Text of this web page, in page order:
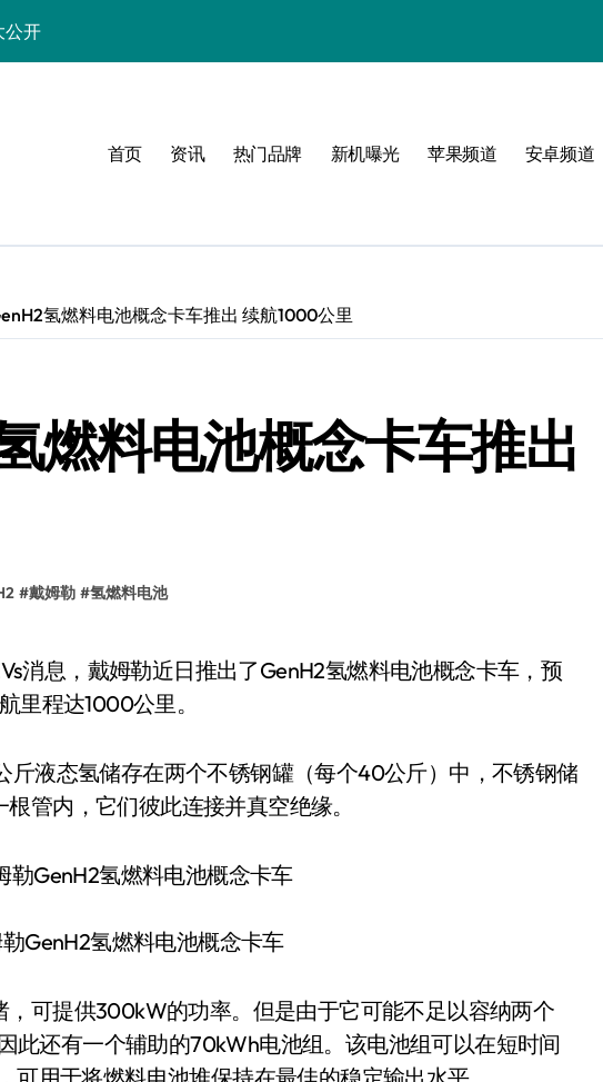
公开
享炫美新体验
锁个性美
制炫酷玩法
流定制，玩转无限可能
打扮秒变焦点！
首页 资讯 热门品牌 新机曝光 苹果频道 安卓频道
氢燃料电池概念卡车推出 续航1000公里
燃料电池概念卡车推出
#戴姆勒 #氢燃料电池
里程达1000公里。
液态氢储存在两个不锈钢罐（每个40公斤）中，不锈钢储
管内，它们彼此连接并真空绝缘。
GenH2氢燃料电池概念卡车
可提供300kW的功率。但是由于它可能不足以容纳两个
此还有一个辅助的70kWh电池组。该电池组可以在短时间